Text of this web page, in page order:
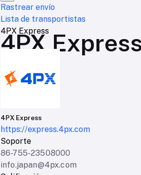
Rastrear envío
Lista de transportistas
4PX Express
4PX
4PX Express
https://express.4px.com
Soporte
86-755-23508000
info.japan@4px.com